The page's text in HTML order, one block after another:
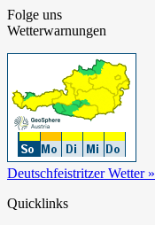
Folge uns
Wetterwarnungen
Deutschfeistritzer Wetter »
Quicklinks